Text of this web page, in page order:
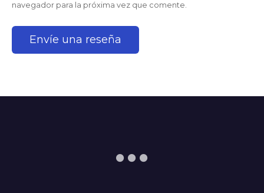
navegador para la próxima vez que comente.